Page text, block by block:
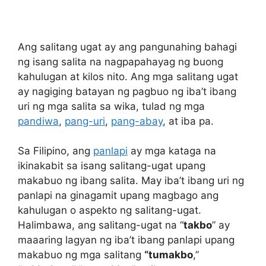
Ang salitang ugat ay ang pangunahing bahagi
ng isang salita na nagpapahayag ng buong
kahulugan at kilos nito. Ang mga salitang ugat
ay nagiging batayan ng pagbuo ng iba’t ibang
uri ng mga salita sa wika, tulad ng mga
pandiwa, pang-uri, pang-abay, at iba pa.
Sa Filipino, ang panlapi ay mga kataga na
ikinakabit sa isang salitang-ugat upang
makabuo ng ibang salita. May iba’t ibang uri ng
panlapi na ginagamit upang magbago ang
kahulugan o aspekto ng salitang-ugat.
Halimbawa, ang salitang-ugat na “takbo” ay
maaaring lagyan ng iba’t ibang panlapi upang
makabuo ng mga salitang “tumakbo,”